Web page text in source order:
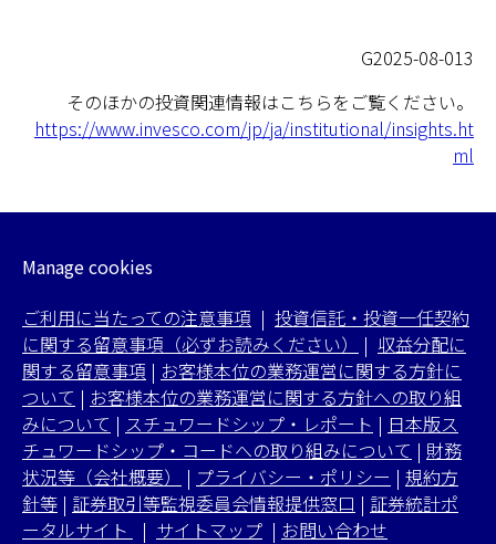
G2025-08-013
そのほかの投資関連情報はこちらをご覧ください。
https://www.invesco.com/jp/ja/institutional/insights.ht
ml
Manage cookies
ご利用に当たっての注意事項 | 投資信託・投資一任契約
に関する留意事項（必ずお読みください）
| 収益分配に
関する留意事項 | お客様本位の業務運営に関する方針に
ついて | お客様本位の業務運営に関する方針への取り組
みについて | スチュワードシップ・レポート | 日本版ス
チュワードシップ・コードへの取り組みについて | 財務
状況等（会社概要）
| プライバシー・ポリシー | 規約方
針等 | 証券取引等監視委員会情報提供窓口 | 証券統計ポ
ータルサイト
| サイトマップ | お問い合わせ